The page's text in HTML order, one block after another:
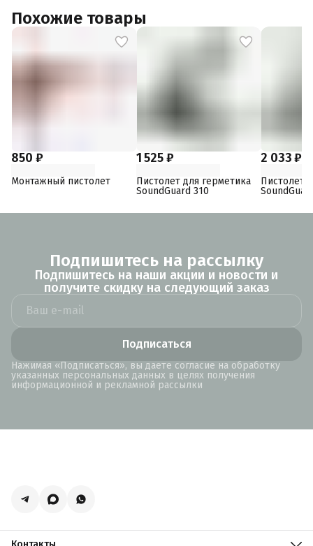
Похожие товары
850 ₽
Монтажный пистолет
1 525 ₽
Пистолет для герметика
SoundGuard 310
2 033 ₽
Пистолет
Подпишитесь на рассылку
Подпишитесь на наши акции и новости и
получите скидку на следующий заказ
Подписаться
Нажимая «Подписаться», вы даете согласие на обработку
указанных персональных данных в целях получения
информационной и рекламной рассылки